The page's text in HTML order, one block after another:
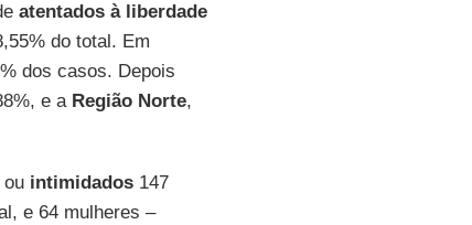
atentados à liberdade
do total. Em
dos casos. Depois
e a Região Norte,
intimidados147
e 64 mulheres –